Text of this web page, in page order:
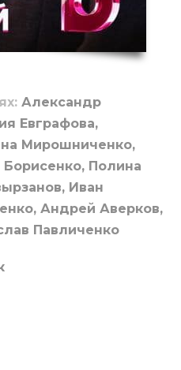
Александр
Евграфова,
Мирошниченко,
Полина
Иван
Андрей Аверков,
Павличенко